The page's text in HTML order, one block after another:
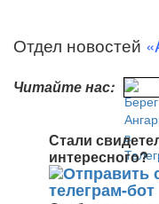
Отдел новостей
Читайте нас:
Стали
интересного?